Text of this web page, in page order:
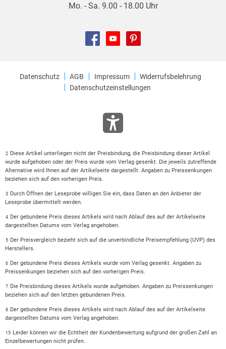
Mo. - Sa. 9.00 - 18.00 Uhr
Datenschutz AGB Impressum
Widerrufsbelehrung
Datenschutzeinstellungen
2 Diese Artikel unterliegen nicht der Preisbindung, die Preisbindung dieser Artikel
wurde aufgehoben oder der Preis wurde vom Verlag gesenkt. Die jeweils zutreffende
Alternative wird Ihnen auf der Artikelseite dargestellt. Angaben zu Preissenkungen
beziehen sich auf den vorherigen Preis.
3 Durch Öffnen der Leseprobe willigen Sie ein, dass Daten an den Anbieter der
Leseprobe übermittelt werden.
4 Der gebundene Preis dieses Artikels wird nach Ablauf des auf der Artikelseite
dargestellten Datums vom Verlag angehoben.
5 Der Preisvergleich bezieht sich auf die unverbindliche Preisempfehlung (UVP) des
Herstellers.
6 Der gebundene Preis dieses Artikels wurde vom Verlag gesenkt. Angaben zu
Preissenkungen beziehen sich auf den vorherigen Preis.
7 Die Preisbindung dieses Artikels wurde aufgehoben. Angaben zu Preissenkungen
beziehen sich auf den letzten gebundenen Preis.
8 Der gebundene Preis dieses Artikels wird nach Ablauf des auf der Artikelseite
dargestellten Datums vom Verlag angehoben.
15 Leider können wir die Echtheit der Kundenbewertung aufgrund der großen Zahl an
Einzelbewertungen nicht prüfen.